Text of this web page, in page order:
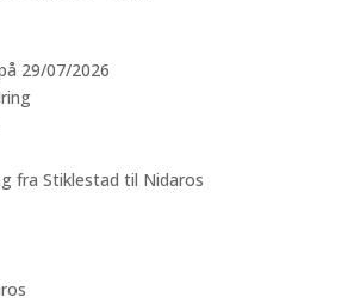
29/07/2026
fra Stiklestad til Nidaros